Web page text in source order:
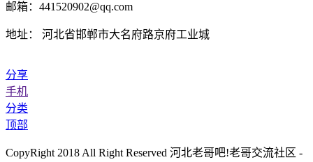
邮箱：441520902@qq.com
地址： 河北省邯郸市大名府路京府工业城
分享
手机
分类
顶部
CopyRight 2018 All Right Reserved 河北老哥吧!老哥交流社区 -